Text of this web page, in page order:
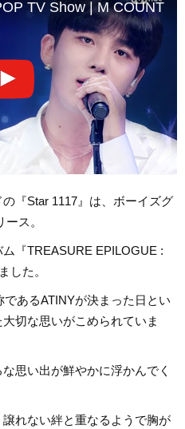
TV Show | M
『Star 1117』は、ボーイズグ
ス。
『TREASURE EPILOGUE :
した。
あるATINYが決まった日とい
切な思いがこめられていま
思い出が鮮やかに浮かんでく
れない絆と重なるようで胸が